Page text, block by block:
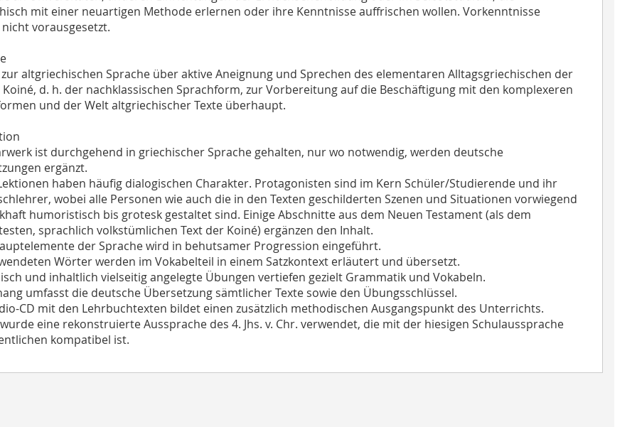
mit einer neuartigen Methode erlernen oder ihre Kenntnisse auffrischen wollen. Vorkenntnisse
vorausgesetzt.
altgriechischen Sprache über aktive Aneignung und Sprechen des elementaren Alltagsgriechischen der
d. h. der nachklassischen Sprachform, zur Vorbereitung auf die Beschäftigung mit den komplexeren
und der Welt altgriechischer Texte überhaupt.
ist durchgehend in griechischer Sprache gehalten, nur wo notwendig, werden deutsche
ergänzt.
haben häufig dialogischen Charakter. Protagonisten sind im Kern Schüler/Studierende und ihr
wobei alle Personen wie auch die in den Texten geschilderten Szenen und Situationen vorwiegend
humoristisch bis grotesk gestaltet sind. Einige Abschnitte aus dem Neuen Testament (als dem
sprachlich volkstümlichen Text der Koiné) ergänzen den Inhalt.
der Sprache wird in behutsamer Progression eingeführt.
Wörter werden im Vokabelteil in einem Satzkontext erläutert und übersetzt.
und inhaltlich vielseitig angelegte Übungen vertiefen gezielt Grammatik und Vokabeln.
umfasst die deutsche Übersetzung sämtlicher Texte sowie den Übungsschlüssel.
CD mit den Lehrbuchtexten bildet einen zusätzlich methodischen Ausgangspunkt des Unterrichts.
eine rekonstruierte Aussprache des 4. Jhs. v. Chr. verwendet, die mit der hiesigen Schulaussprache
kompatibel ist.